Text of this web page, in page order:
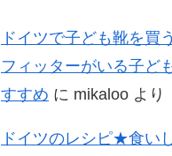
ドイツで子ども靴を買
フィッターがいる子ど
すすめ に mikaloo より
ドイツのレシピ★食い